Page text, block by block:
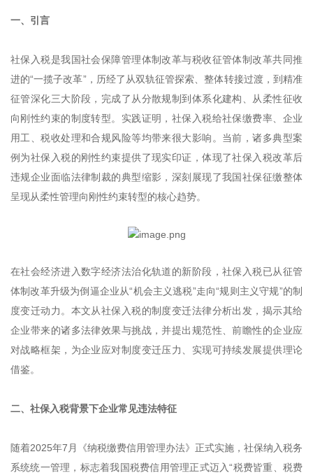
一、引言
社保入税是我国社会保障管理体制改革与税收征管体制改革共同推
进的“一揽子改革”，历经了从双轨征管探索、整体转接过渡，到精准
征管深化三大阶段，完成了从分散规制到体系化建构、从柔性征收
向刚性约束的制度转型。实践证明，社保入税给社保缴费率、企业
用工、税收处理和合规风险等均带来很大影响。当前，诸多典型案
例为社保入税的刚性约束提供了现实印证，体现了社保入税改革后
违规企业面临法律制裁的典型缩影，深刻展现了我国社保征缴整体
呈现从柔性管理向刚性约束转型的核心趋势。
在社会经济进入数字经济法治化轨道的新阶段，社保入税已从征管
体制改革升级为倒逼企业从“机会主义逃税”走向“规则主义守规”的制
度变迁动力。本文从社保入税的制度变迁法律分析出发，揭示其给
企业带来的诸多法律效果与挑战，并提出规范性、前瞻性的企业应
对战略框架，为企业应对制度变迁压力、实现可持续发展提供理论
借鉴。
二、社保入税背景下企业常见违法特征
随着2025年7月《纳税缴费信用管理办法》正式实施，社保纳入税务
系统统一管理，标志着我国税费信用管理正式迈入“税费皆重、税费